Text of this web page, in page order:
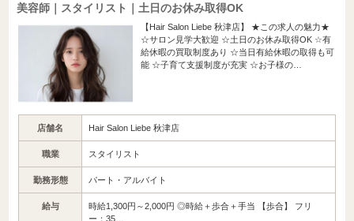
美容師｜スタイリスト｜土日のお休み取得OK
【Hair Salon Liebe 秋津店】 ★この求人の魅力★
☆サロン見学大歓迎 ☆土日のお休み取得OK ☆有
給休暇の買取制度あり ☆当日有給休暇の取得も可
能 ☆子育て支援制度が充実 ☆お子様の…
店舗名 Hair Salon Liebe 秋津店
職業 スタイリスト
勤務形態 パート・アルバイト
給与
時給1,300円～2,000円 ◎時給＋歩合＋手当 【歩合】 フリ
ー：35…